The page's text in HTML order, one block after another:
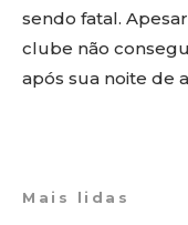
sendo fatal.
clube não
após sua noite de
Mais lidas